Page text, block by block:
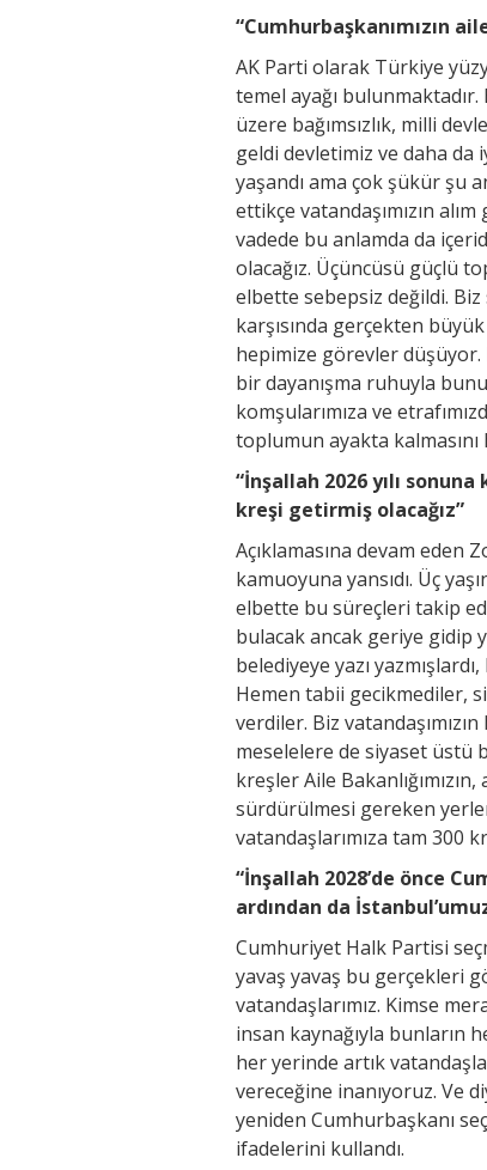
“Cumhurbaşkanımızın
AK Parti olarak Türkiye
temel ayağı
üzere bağımsızlık, milli
geldi devletimiz ve daha da
yaşandı ama çok şükür şu
ettikçe vatandaşımızın
vadede bu anlamda da
olacağız. Üçüncüsü güçlü
elbette sebepsiz değildi.
karşısında gerçekten
hepimize görevler
bir dayanışma ruhuyla
komşularımıza ve
toplumun ayakta kalmasını
“İnşallah 2026 yılı
kreşi getirmiş olacağız”
Açıklamasına devam eden
kamuoyuna yansıdı. Üç
elbette bu süreçleri takip
bulacak ancak geriye gidip
belediyeye yazı
Hemen tabii gecikmediler,
verdiler. Biz
meselelere de siyaset üstü
kreşler Aile
sürdürülmesi gereken
vatandaşlarımıza tam 300
“İnşallah 2028’de önce
ardından da
Cumhuriyet Halk Partisi
yavaş yavaş bu gerçekleri
vatandaşlarımız. Kimse
insan kaynağıyla bunların
her yerinde artık
vereceğine inanıyoruz. Ve
yeniden Cumhurbaşkanı
ifadelerini kullandı.